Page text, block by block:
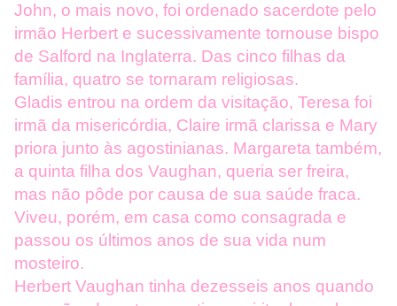
John, o mais novo, foi ordenado sacerdote pelo
irmão Herbert e sucessivamente tornouse bispo
de Salford na Inglaterra. Das cinco filhas da
família, quatro se tornaram religiosas.
Gladis entrou na ordem da visitação, Teresa foi
irmã da misericórdia, Claire irmã clarissa e Mary
priora junto às agostinianas. Margareta também,
a quinta filha dos Vaughan, queria ser freira,
mas não pôde por causa de sua saúde fraca.
Viveu, porém, em casa como consagrada e
passou os últimos anos de sua vida num
mosteiro.
Herbert Vaughan tinha dezesseis anos quando